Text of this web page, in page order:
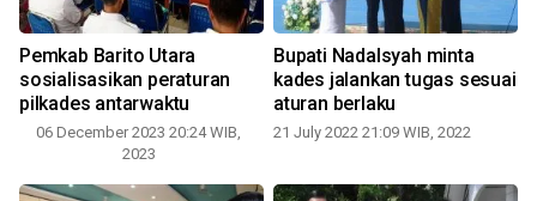
Pemkab Barito Utara
sosialisasikan peraturan
pilkades antarwaktu
06 December 2023 20:24 WIB,
2023
Bupati Nadalsyah minta
kades jalankan tugas sesuai
aturan berlaku
21 July 2022 21:09 WIB, 2022